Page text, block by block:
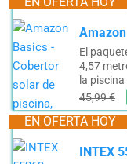
El
4,57
la
45,99 €
EN OFERTA HOY